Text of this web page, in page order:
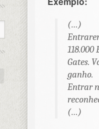
(…)
Gates.
ganho.
Entrar
(…)